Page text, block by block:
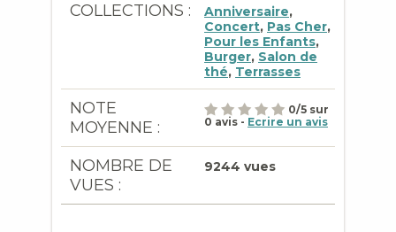
COLLECTIONS : Anniversaire,
Concert, Pas Cher,
Pour les Enfants,
Burger, Salon de
thé, Terrasses
NOTE
MOYENNE :
0/5 sur
0 avis - Ecrire un avis
NOMBRE DE
VUES :
9244 vues